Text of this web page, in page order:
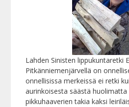
Lahden Sinisten lippukuntaretki
Pitkänniemenjärvellä on
onnellisissa merkeissä ei retki
aurinkoisesta säästä huolimatta
pikkuhaaverien takia kaksi